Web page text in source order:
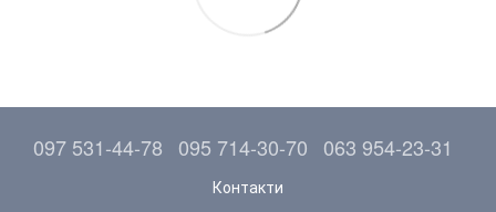
097 531-44-78 095 714-30-70 063 954-23-31
Контакти